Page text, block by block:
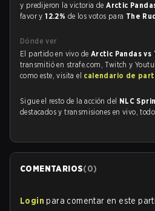
y predijeron la victoria deArctic
favor y12.2% de los votos para The
Dónde ver
El partido en vivo de Arctic Pandas vs
transmitió en strafe.com, Twitch y
como este, visita el calendario de
Sigue el resto de la acción del NLC
destacados y transmisiones en vivo,
COMENTARIOS(0)
Login para comentar en este